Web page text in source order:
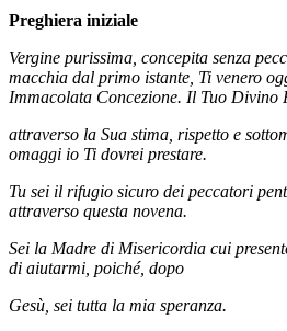
Preghiera iniziale
Vergine purissima, concepita senza
macchia dal primo istante, Ti venero
Immacolata Concezione. Il Tuo Divino
attraverso la Sua stima, rispetto e
omaggi io Ti dovrei prestare.
Tu sei il rifugio sicuro dei peccatori
attraverso questa novena.
Sei la Madre di Misericordia cui
di aiutarmi, poiché, dopo
Gesù, sei tutta la mia speranza.